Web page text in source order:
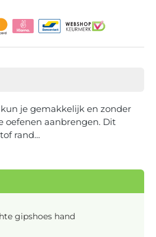
je gemakkelijk en zonder
oefenen aanbrengen. Dit
rand…
gipshoes hand